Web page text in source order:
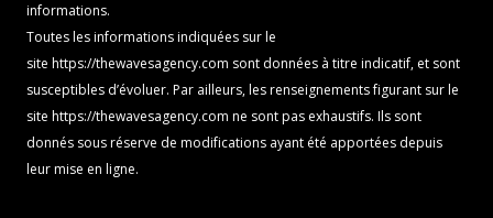
informations.
Toutes les informations indiquées sur le
site https://thewavesagency.com sont données à titre indicatif, et sont
susceptibles d’évoluer. Par ailleurs, les renseignements figurant sur le
site https://thewavesagency.com ne sont pas exhaustifs. Ils sont
donnés sous réserve de modifications ayant été apportées depuis
leur mise en ligne.